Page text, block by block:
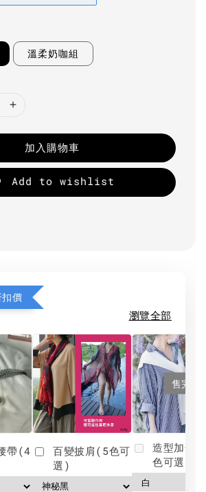
溫柔奶咖組
加入購物車
Add to wishlist
價
瀏覽全部
帶(4
百變披肩(5色可
選)
售完
造型加分
色可選)